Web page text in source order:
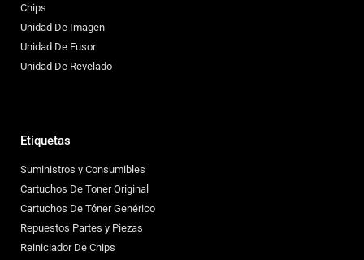
Chips
Unidad De Imagen
Unidad De Fusor
Unidad De Revelado
Etiquetas
Suministros y Consumibles
Cartuchos De Toner Original
Cartuchos De Tóner Genérico
Repuestos Partes y Piezas
Reiniciador De Chips